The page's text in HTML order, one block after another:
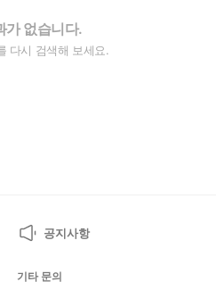
가 없습니다.
다시 검색해 보세요.
공지사항
기타 문의